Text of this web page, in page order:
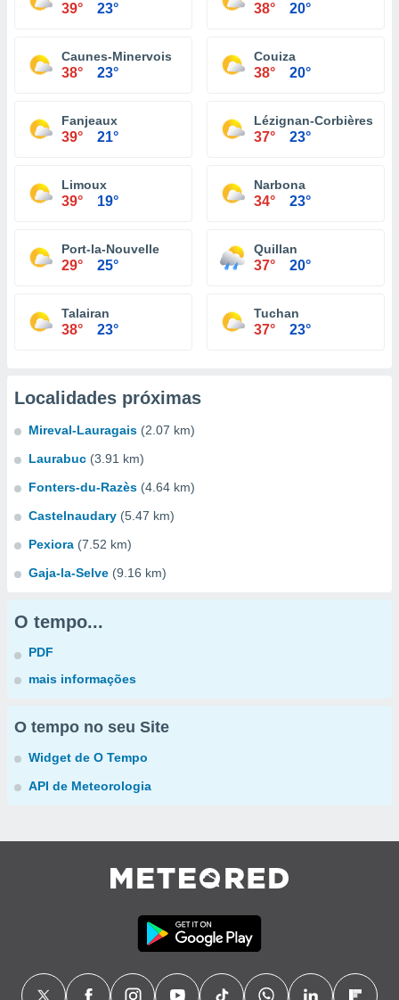
39° 23° 38° 20°
Caunes-Minervois
38° 23°
Couiza
38° 20°
Fanjeaux
39° 21°
Lézignan-Corbières
37° 23°
Limoux
39° 19°
Narbona
34° 23°
Port-la-Nouvelle
29° 25°
Quillan
37° 20°
Talairan
38° 23°
Tuchan
37° 23°
Localidades próximas
Mireval-Lauragais (2.07 km)
Laurabuc (3.91 km)
Fonters-du-Razès (4.64 km)
Castelnaudary (5.47 km)
Pexiora (7.52 km)
Gaja-la-Selve (9.16 km)
O tempo...
PDF
mais informações
O tempo no seu Site
Widget de O Tempo
API de Meteorologia